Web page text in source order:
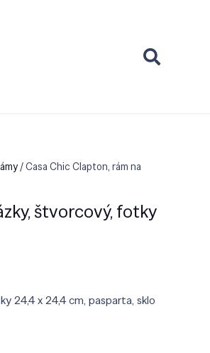
/ Casa Chic Clapton, rám na
štvorcový, fotky
24,4 x 24,4 cm, pasparta, sklo